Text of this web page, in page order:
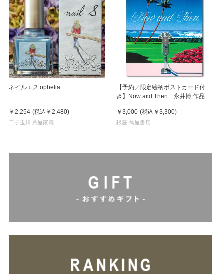
ネイルエス ophelia
￥2,254 (税込 ￥2,480)
二子玉川 蔦屋家電
【予約／限定絵柄ポストカード付
き】Now and Then 永井博 作品
￥3,000 (税込 ￥3,300)
銀座 蔦屋書店